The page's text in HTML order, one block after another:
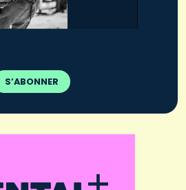
S’ABONNER